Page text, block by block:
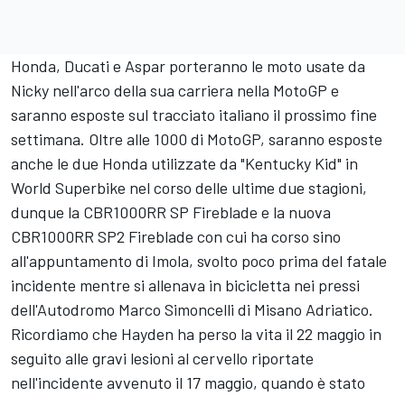
Honda, Ducati e Aspar porteranno le moto usate da
Nicky nell'arco della sua carriera nella MotoGP e
saranno esposte sul tracciato italiano il prossimo fine
settimana. Oltre alle 1000 di MotoGP, saranno esposte
anche le due Honda utilizzate da "Kentucky Kid" in
World Superbike nel corso delle ultime due stagioni,
dunque la CBR1000RR SP Fireblade e la nuova
CBR1000RR SP2 Fireblade con cui ha corso sino
all'appuntamento di Imola, svolto poco prima del fatale
incidente mentre si allenava in bicicletta nei pressi
dell'Autodromo Marco Simoncelli di Misano Adriatico.
Ricordiamo che Hayden ha perso la vita il 22 maggio in
seguito alle gravi lesioni al cervello riportate
nell'incidente avvenuto il 17 maggio, quando è stato